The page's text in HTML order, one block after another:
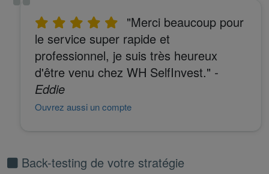
"Merci beaucoup pour
le service super rapide et
professionnel, je suis très heureux
d'être venu chez WH SelfInvest." -
Eddie
Ouvrez aussi un compte
Back-testing de votre stratégie